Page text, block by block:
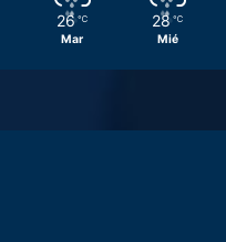
26 ℃
Mar
28 ℃
Mié